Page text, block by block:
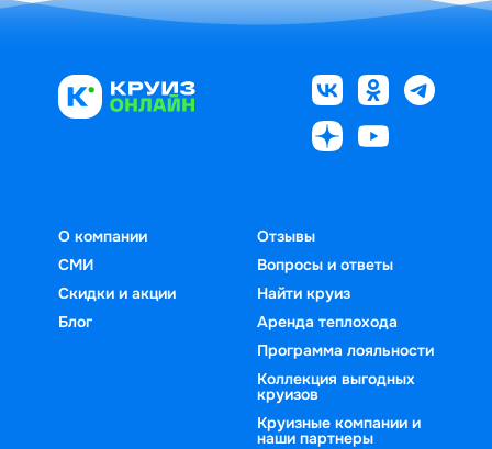
О компании
СМИ
Скидки и акции
Блог
Отзывы
Вопросы и ответы
Найти круиз
Аренда теплохода
Программа лояльности
Коллекция выгодных
круизов
Круизные компании и
наши партнеры